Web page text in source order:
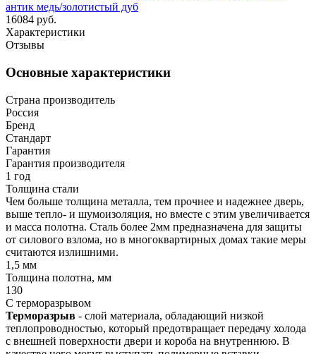
антик медь/золотистый дуб
16084 руб.
Характеристики
Отзывы
Основные характеристики
Страна производитель
Россия
Бренд
Стандарт
Гарантия
Гарантия производителя
1 год
Толщина стали
Чем больше толщина металла, тем прочнее и надежнее дверь,
выше тепло- и шумоизоляция, но вместе с этим увеличивается
и масса полотна. Сталь более 2мм предназначена для защиты
от силового взлома, но в многоквартирных домах такие меры
считаются излишними.
1,5 мм
Толщина полотна, мм
130
С терморазрывом
Терморазрыв - слой материала, обладающий низкой
теплопроводностью, который предотвращает передачу холода
с внешней поверхности двери и короба на внутреннюю. В